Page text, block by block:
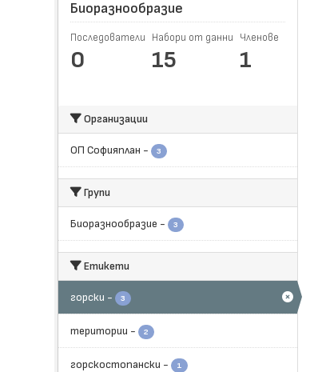
Биоразнообразие
Последователи
0
Набори от данни
15
Членове
1
Организации
ОП Софияплан - 3
Групи
Биоразнообразие - 3
Етикети
горски - 3
територии - 2
горскостопански - 1